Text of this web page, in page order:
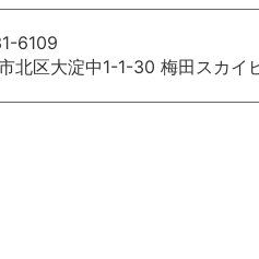
6109
北区大淀中1-1-30 梅田スカイ